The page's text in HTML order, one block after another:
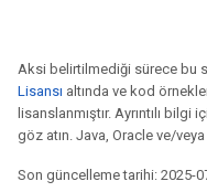
Aksi belirtilmediği sürece bu
Lisansı altında ve kod
lisanslanmıştır. Ayrıntılı bilgi
göz atın. Java, Oracle ve/
Son güncelleme tarihi: 2025-